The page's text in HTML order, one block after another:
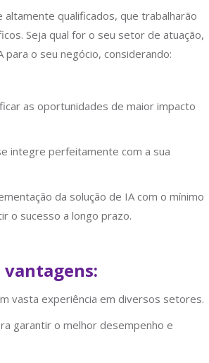
qualificados, que trabalharão
Seja qual for o seu setor de atuação,
o seu negócio, considerando:
as oportunidades de maior impacto
integre perfeitamente com a sua
da solução de IA com o mínimo
o sucesso a longo prazo.
vasta experiência em diversos setores.
garantir o melhor desempenho e